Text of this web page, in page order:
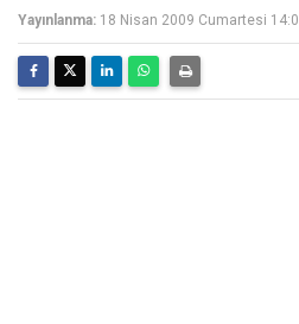
Yayınlanma: 18 Nisan 2009 Cumartesi